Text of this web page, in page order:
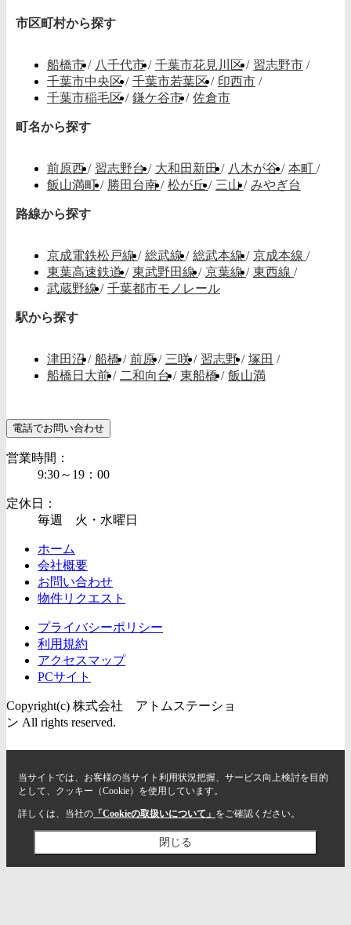
市区町村から探す
船橋市 / 八千代市 / 千葉市花見川区 / 習志野市 /
千葉市中央区 / 千葉市若葉区 / 印西市 /
千葉市稲毛区 / 鎌ケ谷市 / 佐倉市
町名から探す
前原西/ 習志野台/ 大和田新田/ 八木が谷/ 本町 /
飯山満町/ 勝田台南/ 松が丘/ 三山/ みやぎ台
路線から探す
京成電鉄松戸線/ 総武線/ 総武本線/ 京成本線 /
東葉高速鉄道/ 東武野田線/ 京葉線/ 東西線 /
武蔵野線/ 千葉都市モノレール
駅から探す
津田沼 / 船橋 / 前原 / 三咲 / 習志野 / 塚田 /
船橋日大前 / 二和向台 / 東船橋 / 飯山満
電話でお問い合わせ
営業時間：
9:30～19：00
定休日：
毎週 火・水曜日
ホーム
会社概要
お問い合わせ
物件リクエスト
プライバシーポリシー
利用規約
アクセスマップ
PCサイト
Copyright(c) 株式会社 アトムステーショ
ン All rights reserved.
当サイトでは、お客様の当サイト利用状況把握、サービス向上検討を目的
として、クッキー（Cookie）を使用しています。
詳しくは、当社の 「Cookieの取扱いについて」 をご確認ください。
閉じる